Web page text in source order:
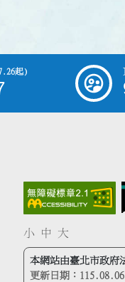
起)
小 中 大
本網站由臺北市政府
更新日期： 115.08.06